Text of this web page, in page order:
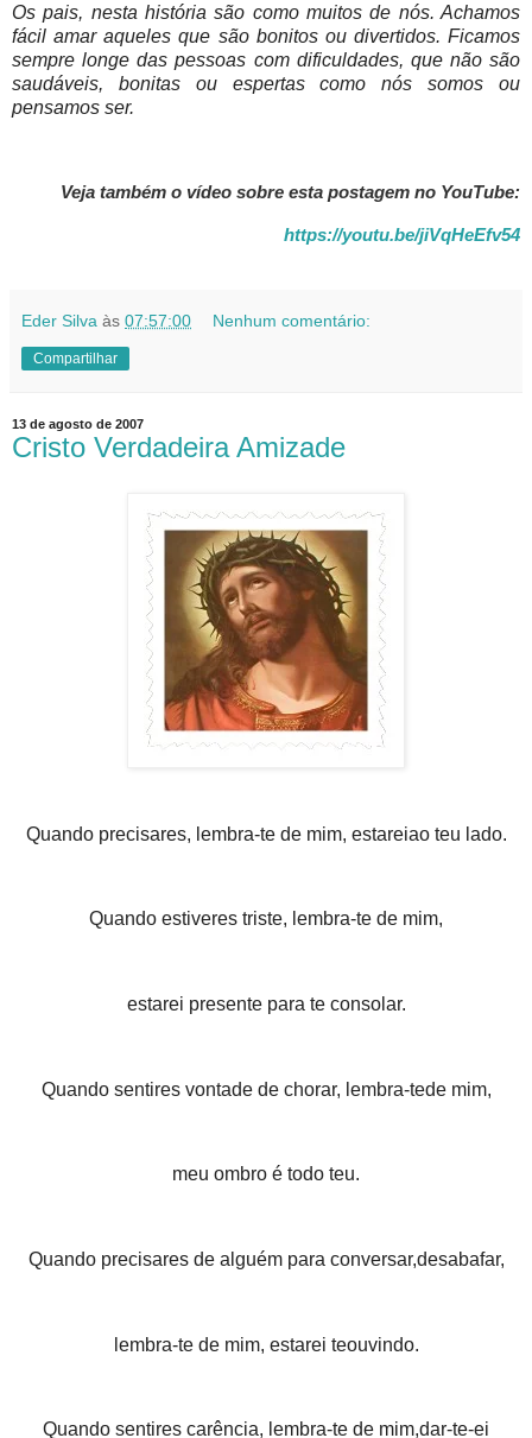
Os pais, nesta história são como muitos de nós. Achamos
fácil amar aqueles que são bonitos ou divertidos. Ficamos
sempre longe das pessoas com dificuldades, que não são
saudáveis, bonitas ou espertas como nós somos ou
pensamos ser.
Veja também o vídeo sobre esta postagem no YouTube:
https://youtu.be/jiVqHeEfv54
Eder Silva às 07:57:00 Nenhum comentário:
Compartilhar
13 de agosto de 2007
Cristo Verdadeira Amizade
Quando precisares, lembra-te de mim, estareiao teu lado.
Quando estiveres triste, lembra-te de mim,
estarei presente para te consolar.
Quando sentires vontade de chorar, lembra-tede mim,
meu ombro é todo teu.
Quando precisares de alguém para conversar,desabafar,
lembra-te de mim, estarei teouvindo.
Quando sentires carência, lembra-te de mim,dar-te-ei